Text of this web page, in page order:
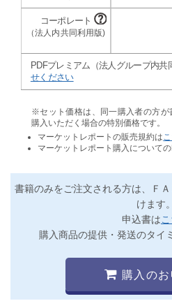
PDFプレミアム（法人グループ内
せください
※セット価格は、同一購入者の方が
購入いただく場合の特別価格です。
マーケットレポートの販売規約は
マーケットレポート購入についての
書籍のみをご注文される方は、Ｆ
けます。
申込書は
購入商品の提供・発送のタイ
購入の